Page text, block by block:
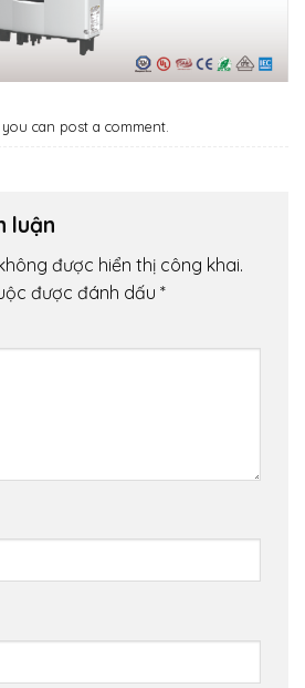
can post a comment
luận
được hiển thị công khai.
được đánh dấu *